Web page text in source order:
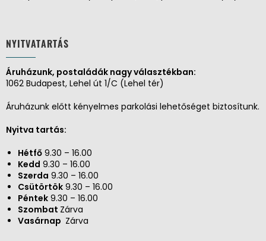
NYITVATARTÁS
Áruházunk, postaládák nagy választékban:
1062 Budapest, Lehel út 1/C (Lehel tér)
Áruházunk előtt kényelmes parkolási lehetőséget biztosítunk.
Nyitva tartás:
Hétfő 9.30 – 16.00
Kedd 9.30 – 16.00
Szerda 9.30 – 16.00
Csütörtök 9.30 – 16.00
Péntek 9.30 – 16.00
Szombat Zárva
Vasárnap Zárva